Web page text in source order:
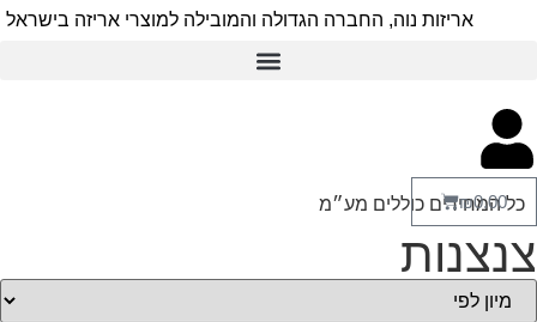
נוה, החברה הגדולה והמובילה למוצרי אריזה בישראל
כוללים מע״מ